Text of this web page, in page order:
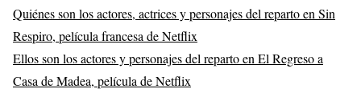
Quiénes son los actores, actrices y personajes del reparto en Sin
Respiro, película francesa de Netflix
Ellos son los actores y personajes del reparto en El Regreso a
Casa de Madea, película de Netflix